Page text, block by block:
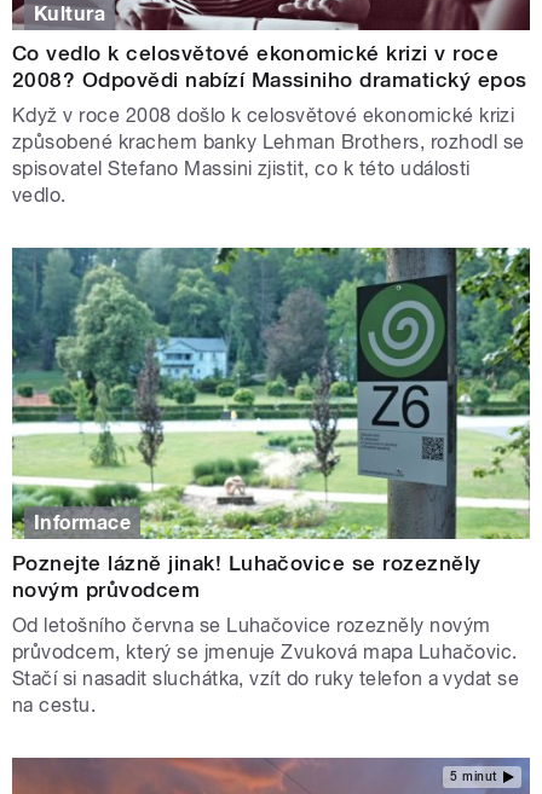
Kultura
Co vedlo k celosvětové ekonomické krizi v roce
2008? Odpovědi nabízí Massiniho dramatický epos
Když v roce 2008 došlo k celosvětové ekonomické krizi
způsobené krachem banky Lehman Brothers, rozhodl se
spisovatel Stefano Massini zjistit, co k této události
vedlo.
Informace
Poznejte lázně jinak! Luhačovice se rozezněly
novým průvodcem
Od letošního června se Luhačovice rozezněly novým
průvodcem, který se jmenuje Zvuková mapa Luhačovic.
Stačí si nasadit sluchátka, vzít do ruky telefon a vydat se
na cestu.
5 minut